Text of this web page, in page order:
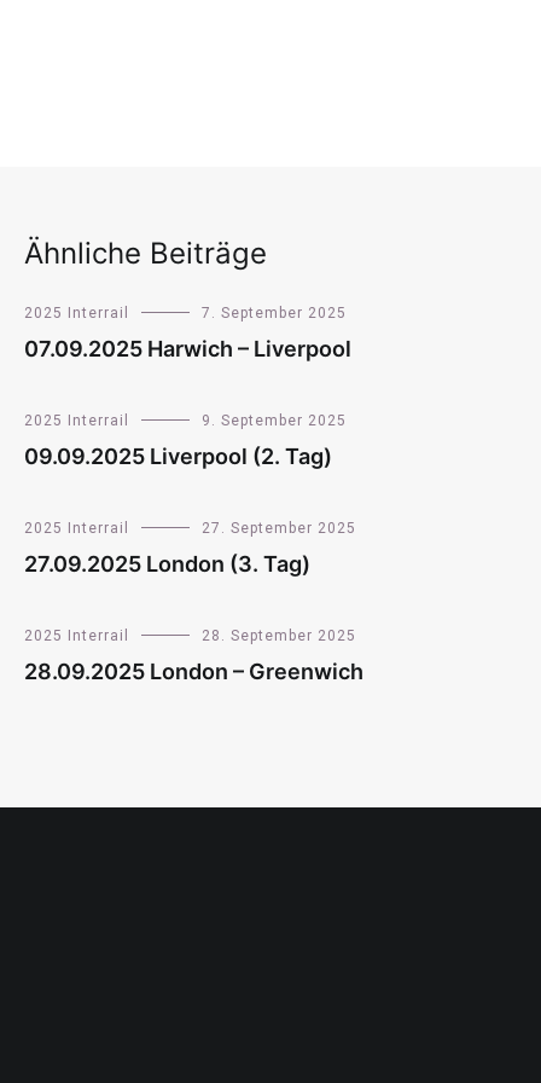
Ähnliche Beiträge
2025 Interrail 7. September 2025
07.09.2025 Harwich – Liverpool
2025 Interrail 9. September 2025
09.09.2025 Liverpool (2. Tag)
2025 Interrail 27. September 2025
27.09.2025 London (3. Tag)
2025 Interrail 28. September 2025
28.09.2025 London – Greenwich